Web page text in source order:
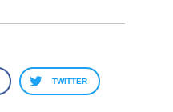
TWITTER